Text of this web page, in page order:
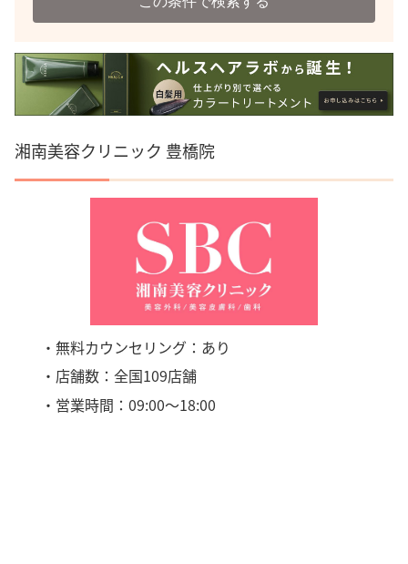
湘南美容クリニック 豊橋院
・無料カウンセリング：あり
・店舗数：全国109店舗
・営業時間：09:00〜18:00